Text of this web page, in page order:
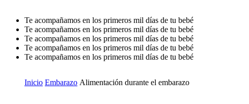
Te acompañamos en los primeros mil días de tu bebé
Te acompañamos en los primeros mil días de tu bebé
Te acompañamos en los primeros mil días de tu bebé
Te acompañamos en los primeros mil días de tu bebé
Te acompañamos en los primeros mil días de tu bebé
Inicio Embarazo Alimentación durante el embarazo